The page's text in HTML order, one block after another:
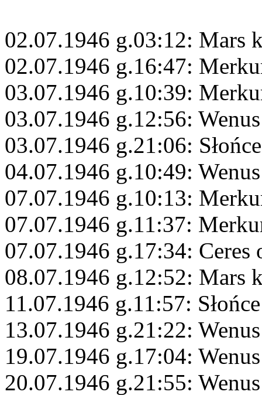
02.07.1946 g.03:12: Mars
02.07.1946 g.16:47:
03.07.1946 g.10:39:
03.07.1946 g.12:56:
03.07.1946 g.21:06:
04.07.1946 g.10:49:
07.07.1946 g.10:13:
07.07.1946 g.11:37:
07.07.1946 g.17:34: Ceres
08.07.1946 g.12:52: Mars
11.07.1946 g.11:57:
13.07.1946 g.21:22:
19.07.1946 g.17:04:
20.07.1946 g.21:55: